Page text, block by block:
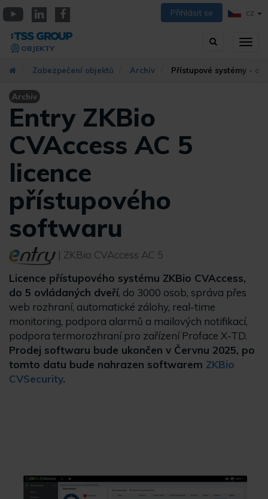
Přejít
k
hlavnímu
obsahu
Přihlásit se CZ
Vyhledávání
OBJEKTY
Zabezpečení objektů Archiv Přístupové systémy -
Archiv
Entry ZKBio
CVAccess AC 5
licence
přístupového
softwaru
| ZKBio CVAccess AC 5
Licence přístupového systému ZKBio CVAccess,
do 5 ovládaných dveří, do 3000 osob, správa přes
web rozhraní, automatické zálohy, real-time
monitoring, podpora alarmů a mailových notifikací,
podpora termorozhraní pro zařízení Proface X-TD.
Prodej softwaru bude ukončen v Červnu 2025, po
tomto datu bude nahrazen softwarem ZKBio
CVSecurity.